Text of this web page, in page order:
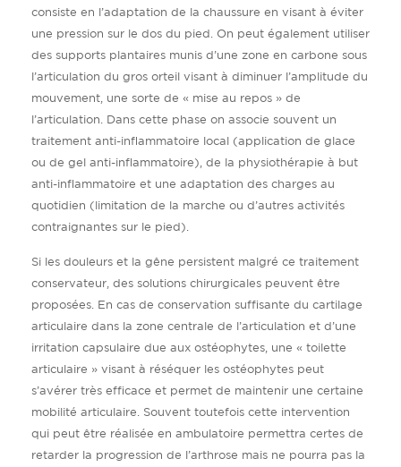
consiste en l’adaptation de la chaussure en visant à éviter
une pression sur le dos du pied. On peut également utiliser
des supports plantaires munis d’une zone en carbone sous
l’articulation du gros orteil visant à diminuer l’amplitude du
mouvement, une sorte de « mise au repos » de
l’articulation. Dans cette phase on associe souvent un
traitement anti-inflammatoire local (application de glace
ou de gel anti-inflammatoire), de la physiothérapie à but
anti-inflammatoire et une adaptation des charges au
quotidien (limitation de la marche ou d’autres activités
contraignantes sur le pied).
Si les douleurs et la gêne persistent malgré ce traitement
conservateur, des solutions chirurgicales peuvent être
proposées. En cas de conservation suffisante du cartilage
articulaire dans la zone centrale de l’articulation et d’une
irritation capsulaire due aux ostéophytes, une « toilette
articulaire » visant à réséquer les ostéophytes peut
s’avérer très efficace et permet de maintenir une certaine
mobilité articulaire. Souvent toutefois cette intervention
qui peut être réalisée en ambulatoire permettra certes de
retarder la progression de l’arthrose mais ne pourra pas la